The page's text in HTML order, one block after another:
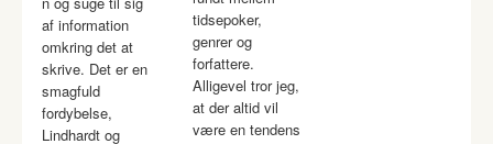
af information
omkring det at
skrive. Det er en
smagfuld
fordybelse,
Lindhardt og
tidsepoker,
genrer og
forfattere.
Alligevel tror jeg,
at der altid vil
være en tendens